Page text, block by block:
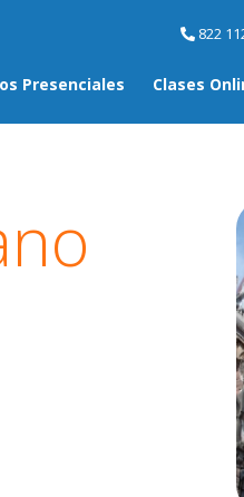
Presenciales Clases
822